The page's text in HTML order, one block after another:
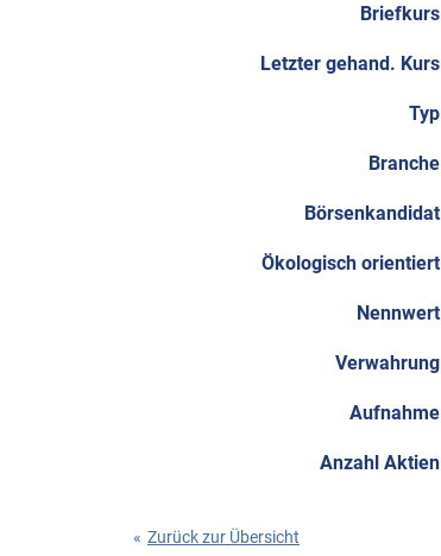
Briefkurs
Letzter gehand. Kurs
Typ
Branche
Börsenkandidat
Ökologisch orientiert
Nennwert
Verwahrung
Aufnahme
Anzahl Aktien
« Zurück zur Übersicht